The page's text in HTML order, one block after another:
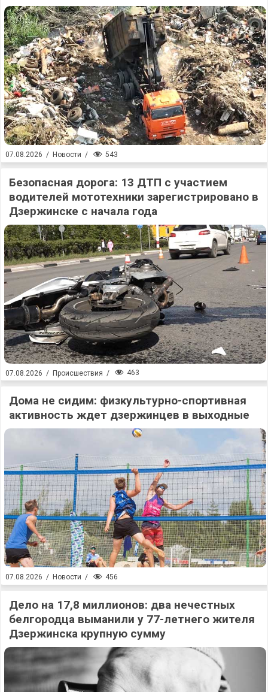
07.08.2026 / Новости / 543
Безопасная дорога: 13 ДТП с участием
водителей мототехники зарегистрировано в
Дзержинске с начала года
07.08.2026 / Происшествия / 463
Дома не сидим: физкультурно-спортивная
активность ждет дзержинцев в выходные
07.08.2026 / Новости / 456
Дело на 17,8 миллионов: два нечестных
белгородца выманили у 77-летнего жителя
Дзержинска крупную сумму